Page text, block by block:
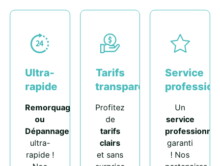
Ultra-
rapide
Remorquage
ou
Dépannage
ultra-
rapide !
Tarifs
transparents
Profitez
de
tarifs
clairs
et sans
Service
Un
service
professionnel
garanti
! Nos